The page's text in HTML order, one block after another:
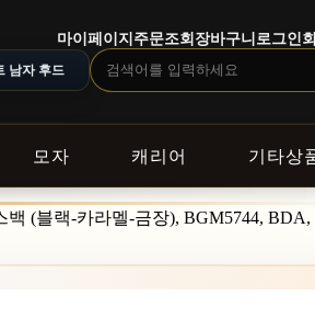
요.
마이페이지 주문조회 장바구니 로그인
남자 후드
모자 캐리어 기타상
(블랙-카라멜-금장), BGM5744,